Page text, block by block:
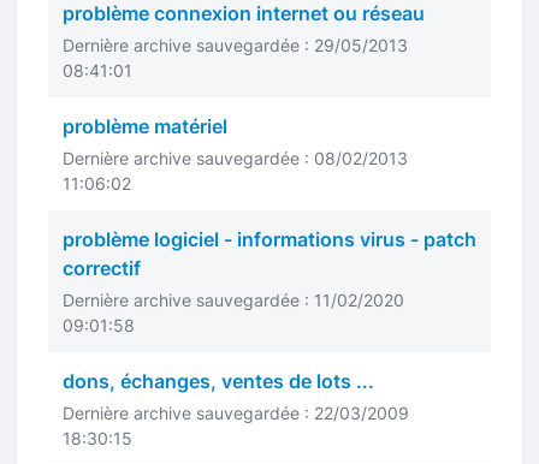
problème connexion internet ou réseau
Dernière archive sauvegardée : 29/05/2013
08:41:01
problème matériel
Dernière archive sauvegardée : 08/02/2013
11:06:02
problème logiciel - informations virus - patch
correctif
Dernière archive sauvegardée : 11/02/2020
09:01:58
dons, échanges, ventes de lots ...
Dernière archive sauvegardée : 22/03/2009
18:30:15